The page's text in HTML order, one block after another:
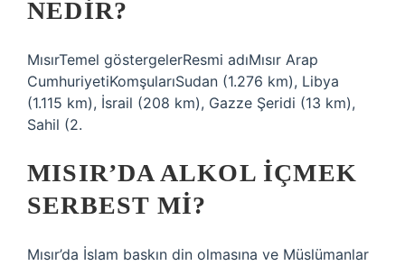
NEDIR?
MısırTemel göstergelerResmi adıMısır Arap
CumhuriyetiKomşularıSudan (1.276 km), Libya
(1.115 km), İsrail (208 km), Gazze Şeridi (13 km),
Sahil (2.
MISIR’DA ALKOL IÇMEK
SERBEST MI?
Mısır’da İslam baskın din olmasına ve Müslümanlar